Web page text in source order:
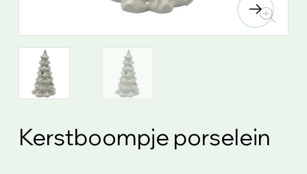
Kerstboompje porselein